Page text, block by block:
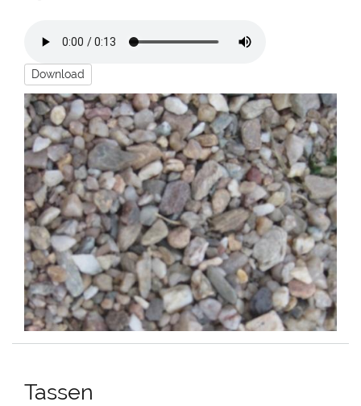
Download
Tassen